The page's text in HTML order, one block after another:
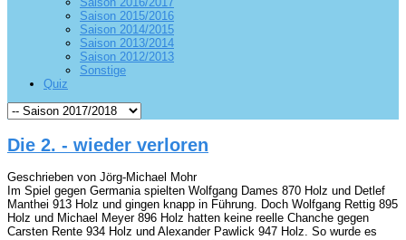
Saison 2015/2016
Saison 2014/2015
Saison 2013/2014
Saison 2012/2013
Sonstige
Quiz
Die 2. - wieder verloren
Geschrieben von Jörg-Michael Mohr
Im Spiel gegen Germania spielten Wolfgang Dames 870 Holz und Detlef
Manthei 913 Holz und gingen knapp in Führung. Doch Wolfgang Rettig 895
Holz und Michael Meyer 896 Holz hatten keine reelle Chanche gegen
Carsten Rente 934 Holz und Alexander Pawlick 947 Holz. So wurde es